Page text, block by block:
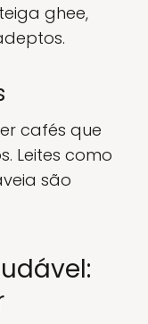
ghee,
cafés que
Leites como
são